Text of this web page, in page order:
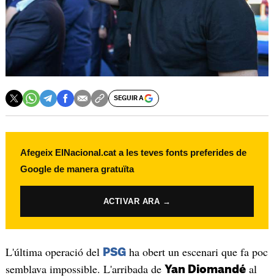
SEGUIR A
Afegeix ElNacional.cat a les teves fonts preferides de
Google de manera gratuïta
ACTIVAR ARA →
L'última operació del PSGha obert un escenari que fa poc
semblava impossible. L'arribada de Yan Diomandéal